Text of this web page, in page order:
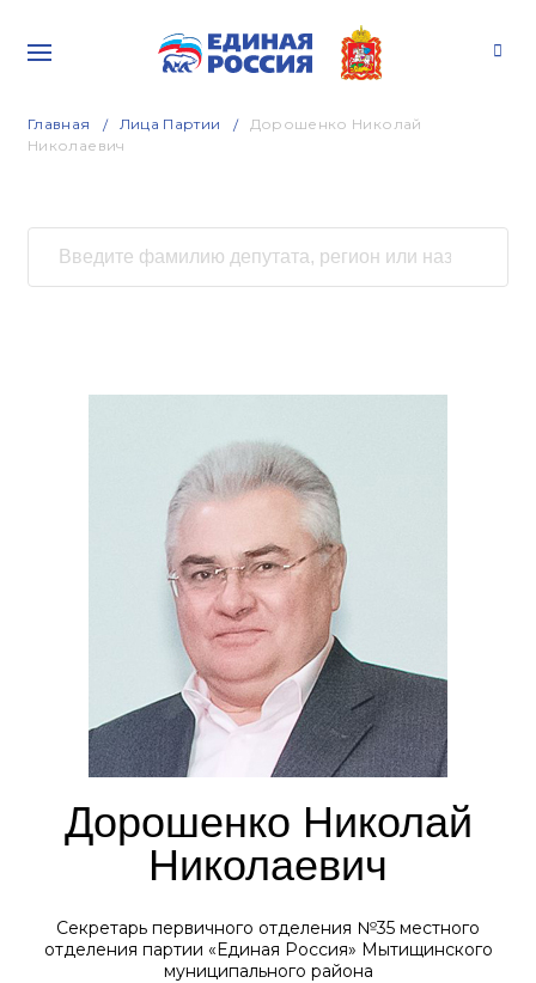
Главная Лица Партии
Дорошенко Николай
Николаевич
Дорошенко Николай
Николаевич
Секретарь первичного отделения №35 местного
отделения партии «Единая Россия» Мытищинского
муниципального района